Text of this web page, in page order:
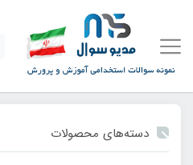
دسته‌های محصولات